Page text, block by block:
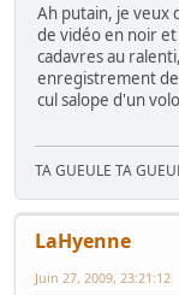
Ah putain, je veux
de vidéo en noir
cadavres au
enregistrement
cul salope d'un
TA GUEULE TA
LaHyenne
Juin 27, 2009, 23:21:12